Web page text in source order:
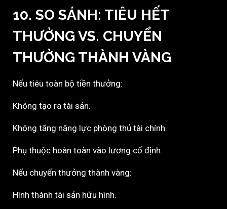
10. SO SÁNH: TIÊU HẾT
THƯỞNG VS. CHUYỂN
THƯỞNG THÀNH VÀNG
Nếu tiêu toàn bộ tiền thưởng:
Không tạo ra tài sản.
Không tăng năng lực phòng thủ tài chính.
Phụ thuộc hoàn toàn vào lương cố định.
Nếu chuyển thưởng thành vàng:
Hình thành tài sản hữu hình.